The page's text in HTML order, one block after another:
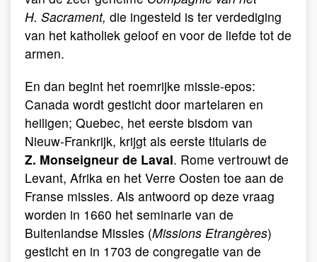
H. Sacrament, die ingesteld is ter verdediging
van het katholiek geloof en voor de liefde tot de
armen.
En dan begint het roemrijke missie-epos:
Canada wordt gesticht door martelaren en
heiligen; Quebec, het eerste bisdom van
Nieuw-Frankrijk, krijgt als eerste titularis de
Z. Monseigneur de Laval. Rome vertrouwt de
Levant, Afrika en het Verre Oosten toe aan de
Franse missies. Als antwoord op deze vraag
worden in 1660 het seminarie van de
Buitenlandse Missies (Missions Etrangères)
gesticht en in 1703 de congregatie van de